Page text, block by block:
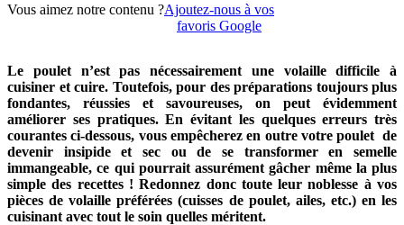
Vous aimez notre contenu ?Ajoutez-nous à vos
favoris Google
Le poulet n’est pas nécessairement une volaille difficile à
cuisiner et cuire. Toutefois, pour des préparations toujours plus
fondantes, réussies et savoureuses, on peut évidemment
améliorer ses pratiques. En évitant les quelques erreurs très
courantes ci-dessous, vous empêcherez en outre votre poulet de
devenir insipide et sec ou de se transformer en semelle
immangeable, ce qui pourrait assurément gâcher même la plus
simple des recettes ! Redonnez donc toute leur noblesse à vos
pièces de volaille préférées (cuisses de poulet, ailes, etc.) en les
cuisinant avec tout le soin quelles méritent.